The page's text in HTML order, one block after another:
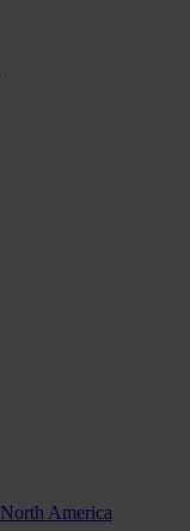
North America